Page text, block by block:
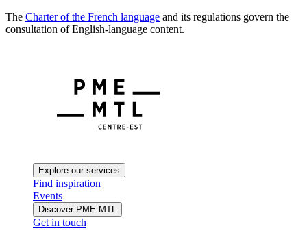
The Charter of the French language and its regulations govern the
consultation of English-language content.
Explore our services
Find inspiration
Events
Discover PME MTL
Get in touch